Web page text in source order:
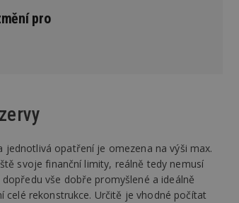
pro
opatření je omezena na výši max.
svoje finanční limity, reálně tedy nemusí
vše dobře promyšlené a ideálně
rekonstrukce. Určitě je vhodné počítat